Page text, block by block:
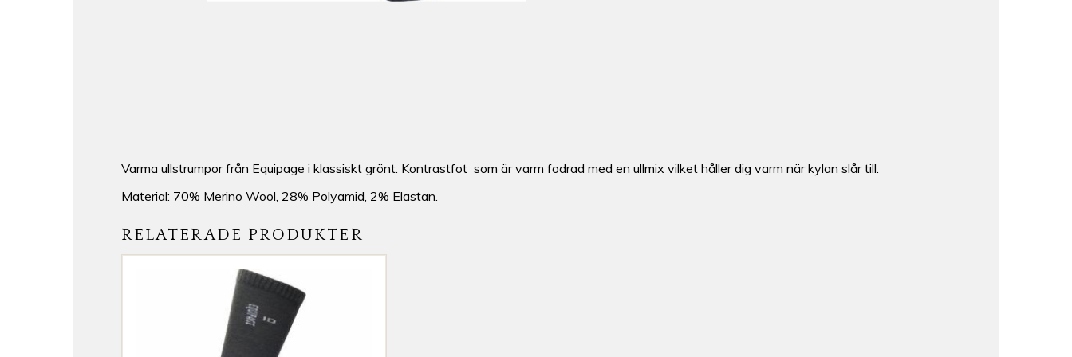
Varma ullstrumpor från Equipage i klassiskt grönt. Kontrastfot som är varm fodrad med en ullmix vilket håller dig varm när kylan slår till.
Material: 70% Merino Wool, 28% Polyamid, 2% Elastan.
RELATERADE PRODUKTER